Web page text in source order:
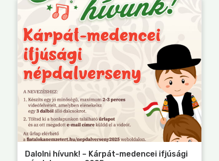
Dalolni hívunk! – Kárpát-medencei ifjúsági